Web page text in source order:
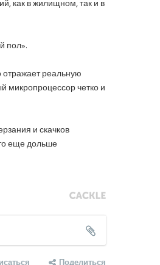
как в жилищном, так и в
пол».
реальную
микропроцессор четко и
и скачков
еще дольше
Поделиться